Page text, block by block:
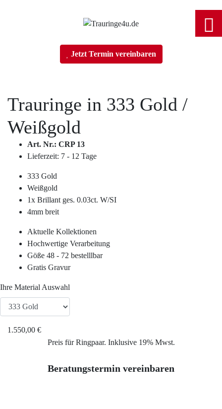
Jetzt Termin vereinbaren
Trauringe in 333 Gold /
Weißgold
Art. Nr.: CRP 13
Lieferzeit: 7 - 12 Tage
333 Gold
Weißgold
1x Brillant ges. 0.03ct. W/SI
4mm breit
Aktuelle Kollektionen
Hochwertige Verarbeitung
Göße 48 - 72 bestelllbar
Gratis Gravur
Ihre Material Auswahl
1.550,00 €
Preis für Ringpaar. Inklusive 19% Mwst.
Beratungstermin vereinbaren
Home
Verlobungsringe
Filialen
Ringgröße ermitteln
Ringgrößen Tabelle
Trauring-Etui kostenlos
Kostenlose Gravur
Kontakt